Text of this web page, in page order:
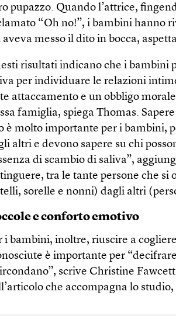
pupazzo. Quando l’attrice,
“Oh no!”, i bambini hanno
aveva messo il dito in bocca,
risultati indicano che i bambini
per individuare le relazioni
attaccamento e un obbligo
famiglia, spiega Thomas.
è molto importante per i bambini,
altri e devono sapere su chi
di scambio di saliva”,
tra le tante persone che
sorelle e nonni) dagli altri
e conforto emotivo
i bambini, inoltre, riuscire a
è importante per
scrive Christine
che accompagna lo